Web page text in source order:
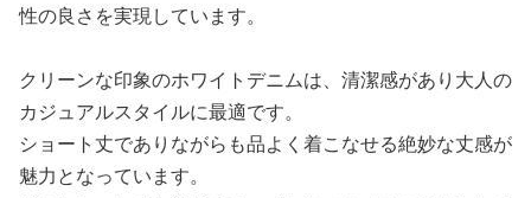
性の良さを実現しています。
クリーンな印象のホワイトデニムは、清潔感があり大人の
カジュアルスタイルに最適です。
ショート丈でありながらも品よく着こなせる絶妙な丈感が
魅力となっています。